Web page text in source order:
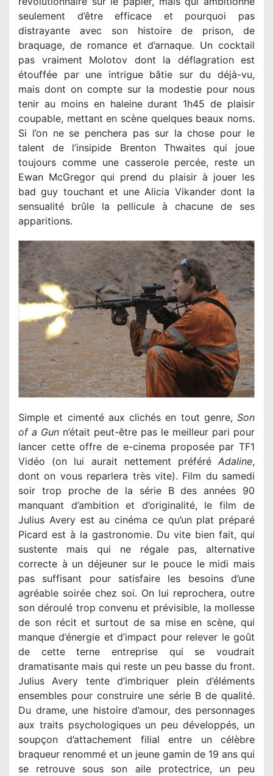
seulement d’être efficace et pourquoi pas
distrayante avec son histoire de prison, de
braquage, de romance et d’arnaque. Un cocktail
pas vraiment Molotov dont la déflagration est
étouffée par une intrigue bâtie sur du déjà-vu,
mais dont on compte sur la modestie pour nous
tenir au moins en haleine durant 1h45 de plaisir
coupable, mettant en scène quelques beaux noms.
Si l’on ne se penchera pas sur la chose pour le
talent de l’insipide Brenton Thwaites qui joue
toujours comme une casserole percée, reste un
Ewan McGregor qui prend du plaisir à jouer les
bad guy touchant et une Alicia Vikander dont la
sensualité brûle la pellicule à chacune de ses
apparitions.
Simple et cimenté aux clichés en tout genre, Son
of a Gun n’était peut-être pas le meilleur pari pour
lancer cette offre de e-cinema proposée par TF1
Vidéo (on lui aurait nettement préféré Adaline,
dont on vous reparlera très vite). Film du samedi
soir trop proche de la série B des années 90
manquant d’ambition et d’originalité, le film de
Julius Avery est au cinéma ce qu’un plat préparé
Picard est à la gastronomie. Du vite bien fait, qui
sustente mais qui ne régale pas, alternative
correcte à un déjeuner sur le pouce le midi mais
pas suffisant pour satisfaire les besoins d’une
agréable soirée chez soi. On lui reprochera, outre
son déroulé trop convenu et prévisible, la mollesse
de son récit et surtout de sa mise en scène, qui
manque d’énergie et d’impact pour relever le goût
de cette terne entreprise qui se voudrait
dramatisante mais qui reste un peu basse du front.
Julius Avery tente d’imbriquer plein d’éléments
ensembles pour construire une série B de qualité.
Du drame, une histoire d’amour, des personnages
aux traits psychologiques un peu développés, un
soupçon d’attachement filial entre un célèbre
braqueur renommé et un jeune gamin de 19 ans qui
se retrouve sous son aile protectrice, un peu